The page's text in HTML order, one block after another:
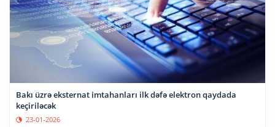
Bakı üzrə eksternat imtahanları ilk dəfə elektron qaydada
keçiriləcək
23-01-2026